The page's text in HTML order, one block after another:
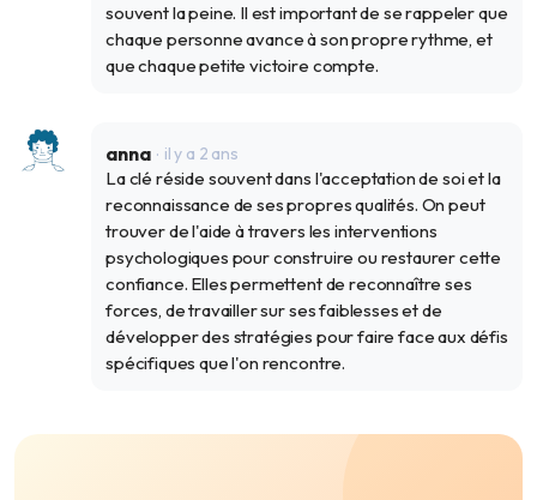
souvent la peine. Il est important de se rappeler que
chaque personne avance à son propre rythme, et
que chaque petite victoire compte.
anna il y a 2 ans
La clé réside souvent dans l'acceptation de soi et la
reconnaissance de ses propres qualités. On peut
trouver de l'aide à travers les interventions
psychologiques pour construire ou restaurer cette
confiance. Elles permettent de reconnaître ses
forces, de travailler sur ses faiblesses et de
développer des stratégies pour faire face aux défis
spécifiques que l'on rencontre.